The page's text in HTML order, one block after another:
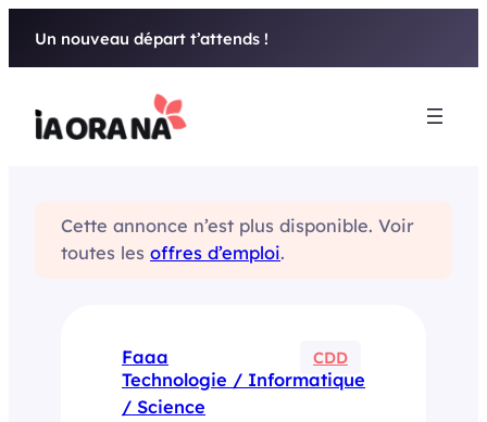
Un nouveau départ t’attends !
Cette annonce n’est plus disponible. Voir
toutes les offres d’emploi.
Faaa CDD
Technologie / Informatique
/ Science